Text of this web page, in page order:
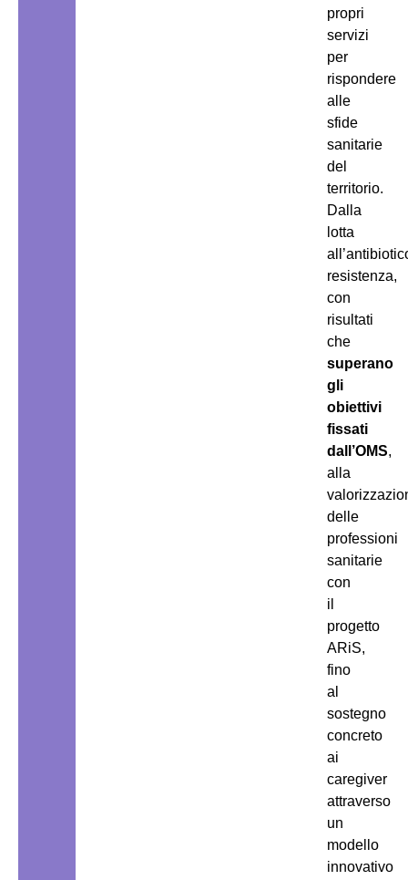
propri
servizi
per
rispondere
alle
sfide
sanitarie
del
territorio.
Dalla
lotta
resistenza,
con
risultati
che
superano
gli
obiettivi
fissati
dall’OMS,
alla
delle
professioni
sanitarie
con
il
progetto
ARiS,
fino
al
sostegno
concreto
ai
caregiver
attraverso
un
modello
innovativo